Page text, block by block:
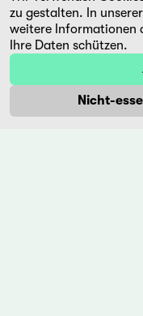
of
1997
zu gestalten. In unserer
weitere Informationen
Ihre Daten schützen.
Nicht-